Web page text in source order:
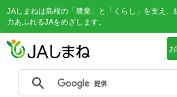
JAしまねは島根の「農業」と「くらし」を支え
力あふれるJAをめざします。